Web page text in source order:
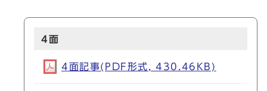
4面
4面記事(PDF形式, 430.46KB)